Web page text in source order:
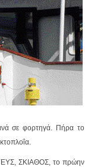
σε φορτηγά. Πήρα το
ΣΚΙΑΘΟΣ, το πρώην